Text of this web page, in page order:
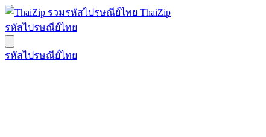
ThaiZip
รหัสไปรษณีย์ไทย
รหัสไปรษณีย์ไทย